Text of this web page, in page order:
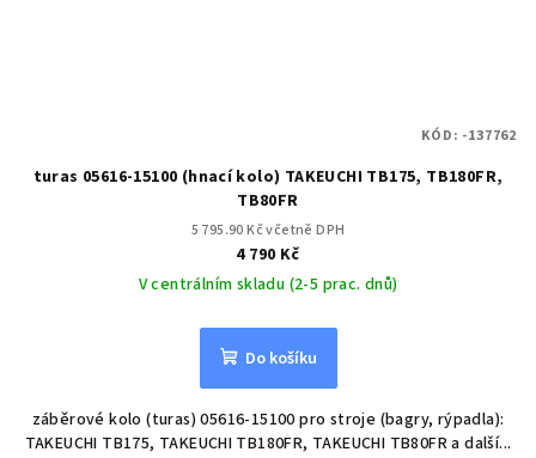
turas 05616-15100 (hnací kolo) TAKEUCHI TB175, TB180FR,
TB80FR
5 795.90 Kč včetně DPH
4 790 Kč
V centrálním skladu (2-5 prac. dnů)
Do košíku
záběrové kolo (turas) 05616-15100 pro stroje (bagry, rýpadla):
TAKEUCHI TB175, TAKEUCHI TB180FR, TAKEUCHI TB80FR a další...
KÓD: -137762